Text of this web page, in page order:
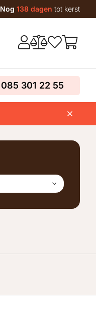
Nog 138 dagen tot kerst
085 301 22 55